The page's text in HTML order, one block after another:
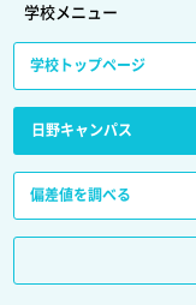
学校メニュー
学校トップページ
日野キャンパス
偏差値を調べる